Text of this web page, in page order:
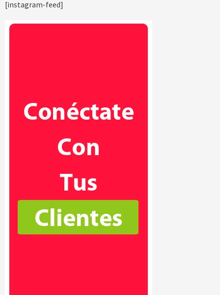
[instagram-feed]